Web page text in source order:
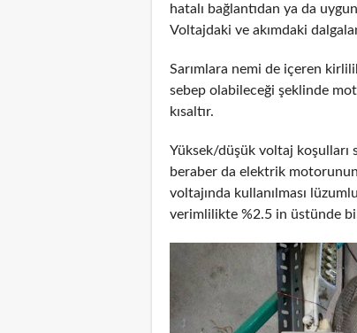
hatalı bağlantıdan ya da
Voltajdaki ve akımdaki
Sarımlara nemi de içeren
sebep olabileceği şeklinde
kısaltır.
Yüksek/düşük voltaj koşulları
beraber da elektrik
voltajında kullanılması
verimlilikte %2.5 in üstünde